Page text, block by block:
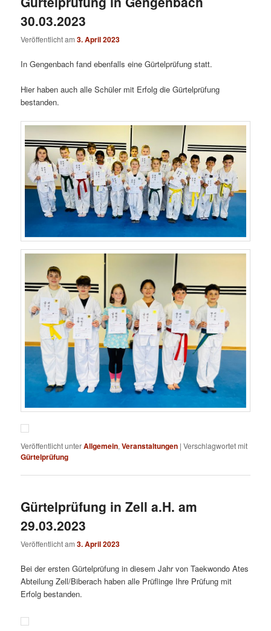
30.03.2023
Veröffentlicht am3. April 2023
In Gengenbach fand ebenfalls eine Gürtelprüfung statt.
Hier haben auch alle Schüler mit Erfolg die Gürtelprüfung
bestanden.
Veröffentlicht unterAllgemein,Veranstaltungen |Verschlagwortet mit
Gürtelprüfung
Gürtelprüfung in Zell a.H. am
29.03.2023
Veröffentlicht am3. April 2023
Bei der ersten Gürtelprüfung in diesem Jahr von Taekwondo Ates
Abteilung Zell/Biberach haben alle Prüflinge Ihre Prüfung mit
Erfolg bestanden.